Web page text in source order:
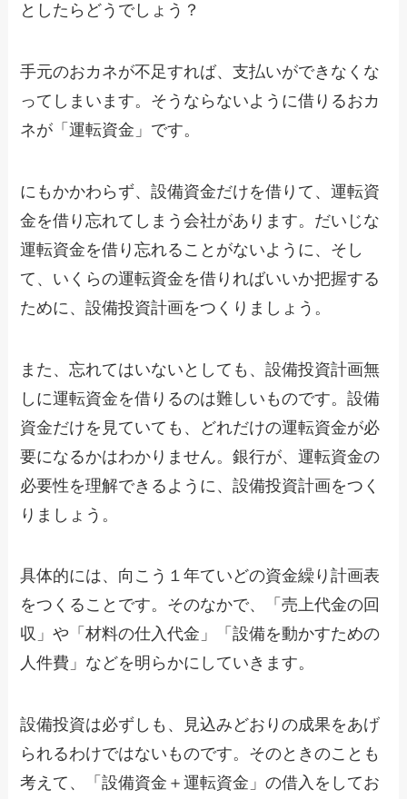
としたらどうでしょう？
手元のおカネが不足すれば、支払いができなくな
ってしまいます。そうならないように借りるおカ
ネが「運転資金」です。
にもかかわらず、設備資金だけを借りて、運転資
金を借り忘れてしまう会社があります。だいじな
運転資金を借り忘れることがないように、そし
て、いくらの運転資金を借りればいいか把握する
ために、設備投資計画をつくりましょう。
また、忘れてはいないとしても、設備投資計画無
しに運転資金を借りるのは難しいものです。設備
資金だけを見ていても、どれだけの運転資金が必
要になるかはわかりません。銀行が、運転資金の
必要性を理解できるように、設備投資計画をつく
りましょう。
具体的には、向こう１年ていどの資金繰り計画表
をつくることです。そのなかで、「売上代金の回
収」や「材料の仕入代金」「設備を動かすための
人件費」などを明らかにしていきます。
設備投資は必ずしも、見込みどおりの成果をあげ
られるわけではないものです。そのときのことも
考えて、「設備資金＋運転資金」の借入をしてお